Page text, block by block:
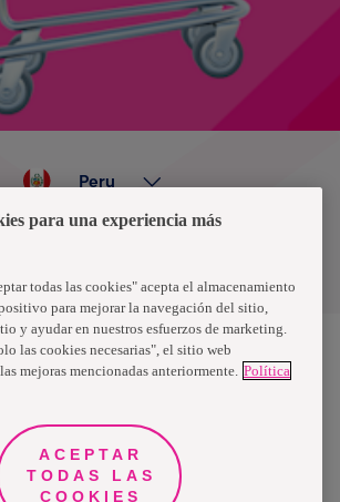
de privacidad de datos
Peru
de Essity - una compañía global líder en
día, mil millones de personas, en todo el
por el bienestar en beneficio de
cuidadores, clientes y la sociedad en
aproximadamente 150 países bajo las
TENA y Tork, así como otras marcas
JOBST, Knix, Leukoplast, Libero, Libresse,
para una experiencia más
todas las cookies" acepta el almacenamiento
para mejorar la navegación del sitio,
y ayudar en nuestros esfuerzos de marketing.
las cookies necesarias", el sitio web
mejoras mencionadas anteriormente. Política
ACEPTAR
TODAS LAS
COOKIES